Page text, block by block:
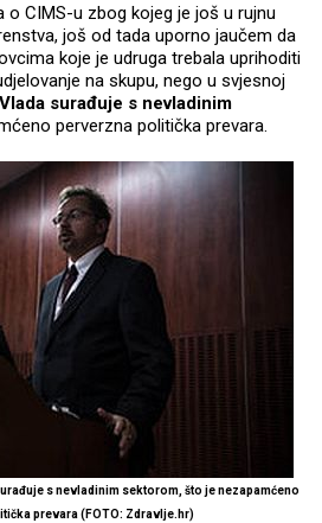
CIMS-u zbog kojeg je još u rujnu
još od tada uporno jaučem da
koje je udruga trebala uprihoditi
na skupu, nego u svjesnoj
surađuje s nevladinim
perverzna politička prevara.
s nevladinim sektorom, što je nezapamćeno
prevara(FOTO: Zdravlje.hr)